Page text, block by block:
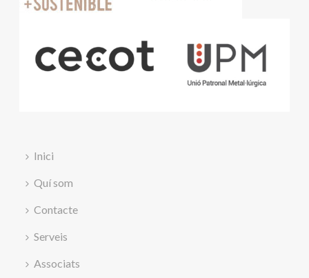
Inici
Quí som
Contacte
Serveis
Associats